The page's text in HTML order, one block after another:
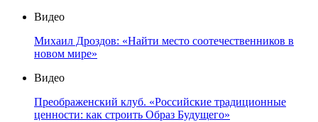
Видео
Михаил Дроздов: «Найти место соотечественников в
новом мире»
Видео
Преображенский клуб. «Российские традиционные
ценности: как строить Образ Будущего»